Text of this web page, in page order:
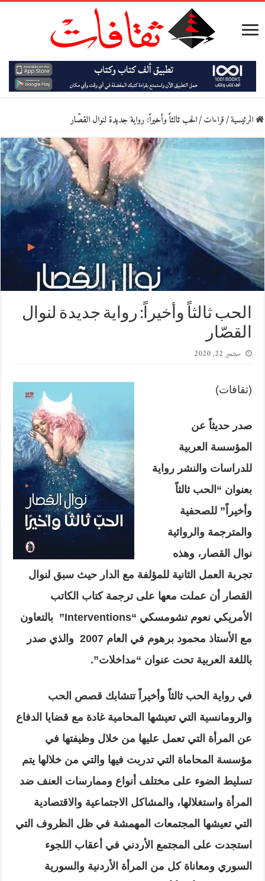
الرئيسية/قراءات/الحب ثالثاً وأخيراً: رواية جديدة لنوال القصّار
الحب ثالثاً وأخيراً: رواية جديدة لنوال
القصّار
سبتمبر 22, 2020
(ثقافات)
صدر حديثاً عن
المؤسسة العربية
للدراسات والنشر رواية
بعنوان “الحب ثالثاً
وأخيراً” للصحفية
والمترجمة والروائية
نوال القصار، وهذه
تجربة العمل الثانية للمؤلفة مع الدار حيث سبق لنوال
القصار أن عملت معها على ترجمة كتاب الكاتب
الأمريكي نعوم تشومسكي “Interventions” بالتعاون
مع الأستاذ محمود برهوم في العام 2007 والذي صدر
باللغة العربية تحت عنوان “مداخلات”.
في رواية الحب ثالثاً وأخيراً تتشابك قصص الحب
والرومانسية التي تعيشها المحامية غادة مع قضايا الدفاع
عن المرأة التي تعمل عليها من خلال وظيفتها في
مؤسسة المحاماة التي تدربت فيها والتي من خلالها يتم
تسليط الضوء على مختلف أنواع وممارسات العنف ضد
المرأة واستغلالها، والمشاكل الاجتماعية والاقتصادية
التي تعيشها المجتمعات المهمشة في ظل الظروف التي
استجدت على المجتمع الأردني في أعقاب اللجوء
السوري ومعاناة كل من المرأة الأردنية والسورية